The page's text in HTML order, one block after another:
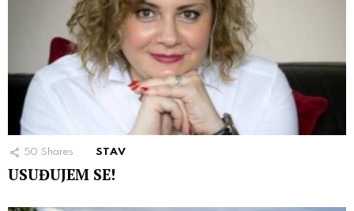
50 Shares STAV
USUĐUJEM SE!